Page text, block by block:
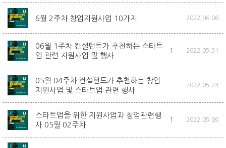
6월 2주차 창업지원사업 10가지 2022.06.06
06월 1주차 컨설턴트가 추천하는 스타트
업 관련 지원사업 및 행사
1 2022.05.31
05월 04주차 컨설턴트가 추천하는 창업
지원사업 및 스타트업 관련 행사
2022.05.23
스타트업을 위한 지원사업과 창업관련행
사 05월 02주차
1 2022.05.09